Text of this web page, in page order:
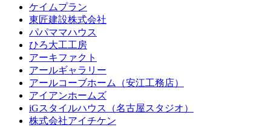
ケイムプラン
東匠建設株式会社
パパママハウス
ひろ大工工房
アーキファクト
アールギャラリー
アールコーブホーム（安江工務店）
アイアンホームズ
iGスタイルハウス（名古屋スタジオ）
株式会社アイチケン